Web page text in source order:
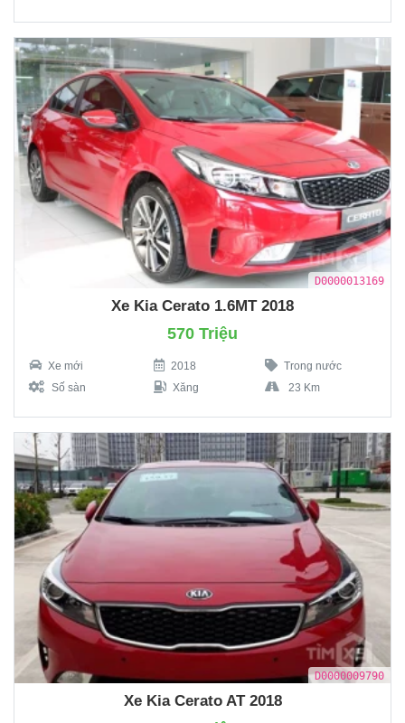
D0000013169
Xe Kia Cerato 1.6MT 2018
570 Triệu
Xe mới 2018
Trong nước
Số sàn
Xăng 23 Km
D0000009790
Xe Kia Cerato AT 2018